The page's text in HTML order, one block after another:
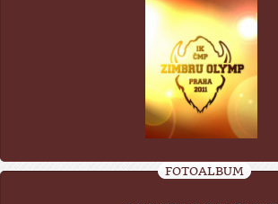
FOTOALBUM